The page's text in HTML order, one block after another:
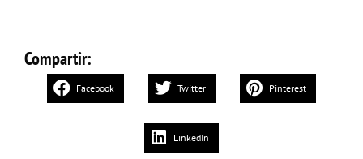
Compartir:
Facebook Twitter Pinterest
LinkedIn